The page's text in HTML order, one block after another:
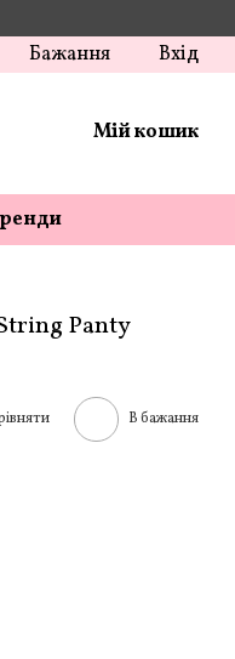
Бажання Вхід
Мій кошик
Panty
В бажання